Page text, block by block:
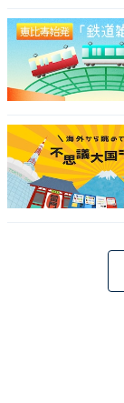
は1.6万円、専
ることが分か
さらに、男女別
24.8万円の「大
23.3万円。全
23.7万円、女性